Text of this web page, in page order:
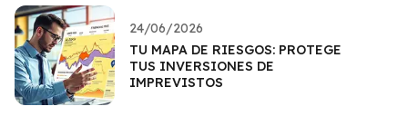
24/06/2026
TU MAPA DE RIESGOS: PROTEGE
TUS INVERSIONES DE
IMPREVISTOS